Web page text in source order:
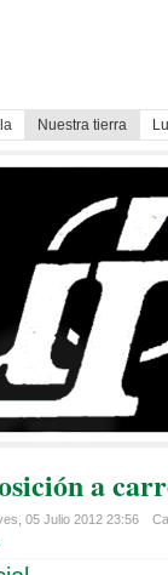
Nuestra tierra
a
05 Julio 2012 23:56